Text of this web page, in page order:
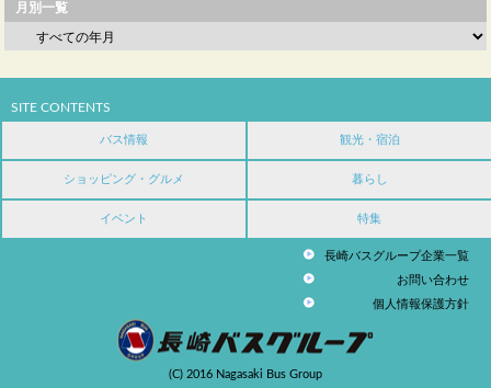
月別一覧
SITE CONTENTS
バス情報 観光・宿泊
ショッピング・グルメ 暮らし
イベント 特集
長崎バスグループ企業一覧
お問い合わせ
個人情報保護方針
(C) 2016 Nagasaki Bus Group